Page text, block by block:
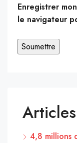
Enregistrer
le navigateur
4,8 millions